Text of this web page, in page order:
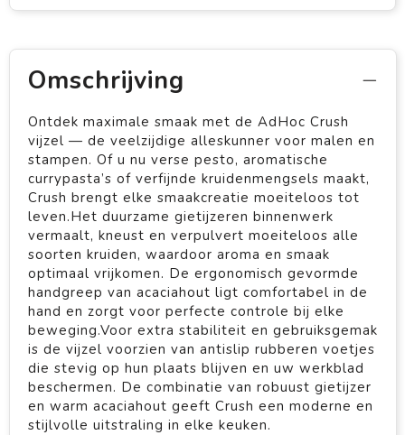
Omschrijving
Ontdek maximale smaak met de AdHoc Crush
vijzel — de veelzijdige alleskunner voor malen en
stampen. Of u nu verse pesto, aromatische
currypasta’s of verfijnde kruidenmengsels maakt,
Crush brengt elke smaakcreatie moeiteloos tot
leven.Het duurzame gietijzeren binnenwerk
vermaalt, kneust en verpulvert moeiteloos alle
soorten kruiden, waardoor aroma en smaak
optimaal vrijkomen. De ergonomisch gevormde
handgreep van acaciahout ligt comfortabel in de
hand en zorgt voor perfecte controle bij elke
beweging.Voor extra stabiliteit en gebruiksgemak
is de vijzel voorzien van antislip rubberen voetjes
die stevig op hun plaats blijven en uw werkblad
beschermen. De combinatie van robuust gietijzer
en warm acaciahout geeft Crush een moderne en
stijlvolle uitstraling in elke keuken.